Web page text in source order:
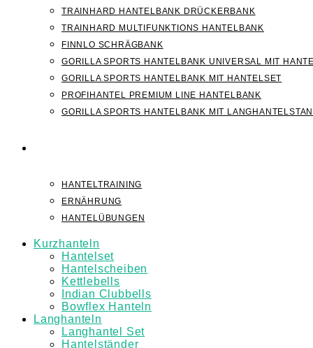
TRAINHARD HANTELBANK DRÜCKERBANK
TRAINHARD MULTIFUNKTIONS HANTELBANK
FINNLO SCHRÄGBANK
GORILLA SPORTS HANTELBANK UNIVERSAL MIT
GORILLA SPORTS HANTELBANK MIT HANTELSET
PROFIHANTEL PREMIUM LINE HANTELBANK
GORILLA SPORTS HANTELBANK MIT
HANTELTRAINING
ERNÄHRUNG
HANTELÜBUNGEN
Kurzhanteln
Hantelset
Hantelscheiben
Kettlebells
Indian Clubbells
Bowflex Hanteln
Langhanteln
Langhantel Set
Hantelständer